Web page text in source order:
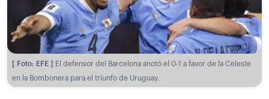
[ Foto: EFE ]
El defensor del Barcelona anotó el 0-1 a favor de la Celeste
en la Bombonera para el triunfo de Uruguay.